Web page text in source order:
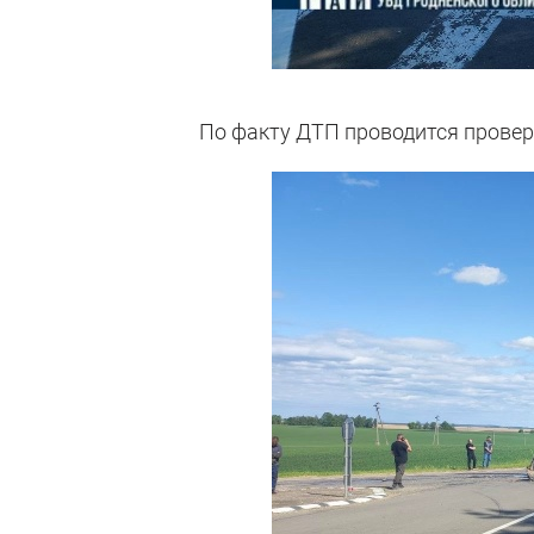
По факту ДТП проводится